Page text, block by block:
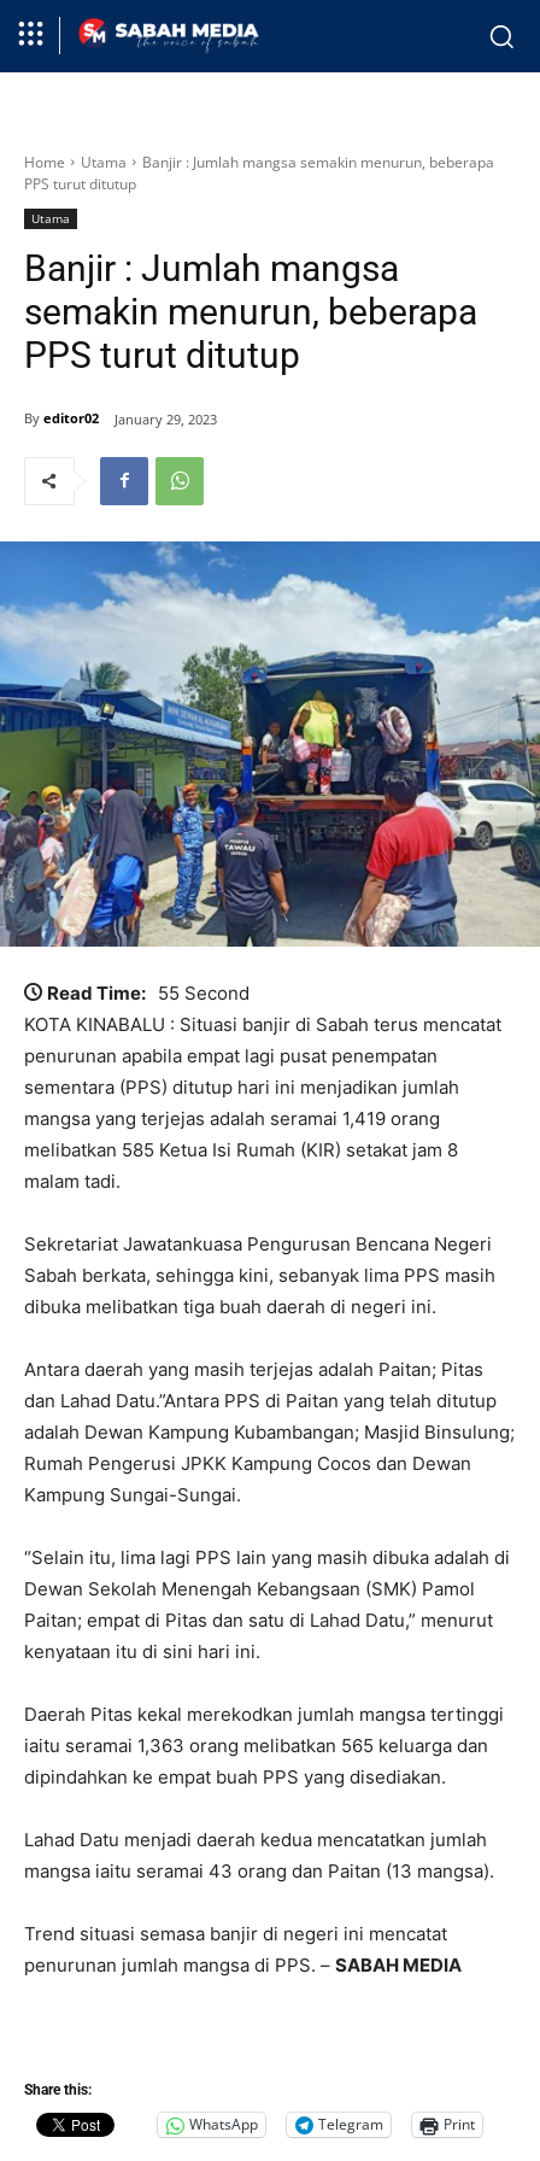
Home Utama
Banjir : Jumlah mangsa semakin menurun, beberapa
PPS turut ditutup
Utama
Banjir : Jumlah mangsa
semakin menurun, beberapa
PPS turut ditutup
By editor02 January 29, 2023
Read Time: 55 Second
KOTA KINABALU : Situasi banjir di Sabah terus mencatat
penurunan apabila empat lagi pusat penempatan
sementara (PPS) ditutup hari ini menjadikan jumlah
mangsa yang terjejas adalah seramai 1,419 orang
melibatkan 585 Ketua Isi Rumah (KIR) setakat jam 8
malam tadi.
Sekretariat Jawatankuasa Pengurusan Bencana Negeri
Sabah berkata, sehingga kini, sebanyak lima PPS masih
dibuka melibatkan tiga buah daerah di negeri ini.
Antara daerah yang masih terjejas adalah Paitan; Pitas
dan Lahad Datu.”Antara PPS di Paitan yang telah ditutup
adalah Dewan Kampung Kubambangan; Masjid Binsulung;
Rumah Pengerusi JPKK Kampung Cocos dan Dewan
Kampung Sungai-Sungai.
“Selain itu, lima lagi PPS lain yang masih dibuka adalah di
Dewan Sekolah Menengah Kebangsaan (SMK) Pamol
Paitan; empat di Pitas dan satu di Lahad Datu,” menurut
kenyataan itu di sini hari ini.
Daerah Pitas kekal merekodkan jumlah mangsa tertinggi
iaitu seramai 1,363 orang melibatkan 565 keluarga dan
dipindahkan ke empat buah PPS yang disediakan.
Lahad Datu menjadi daerah kedua mencatatkan jumlah
mangsa iaitu seramai 43 orang dan Paitan (13 mangsa).
Trend situasi semasa banjir di negeri ini mencatat
penurunan jumlah mangsa di PPS. – SABAH MEDIA
Share this:
WhatsApp Telegram Print